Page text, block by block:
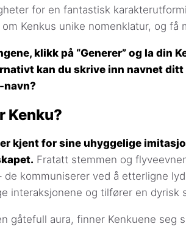
for en fantastisk
Kenkus unike nomenklatur, og få
klikk på “Generer” og la
kan du skrive inn navnet
navn?
Kenku?
kjent for sine uhyggelige
Fratatt stemmen og
de kommuniserer ved å etterligne
interaksjonene og tilfører en dyrisk
gåtefull aura, finner Kenkuene seg